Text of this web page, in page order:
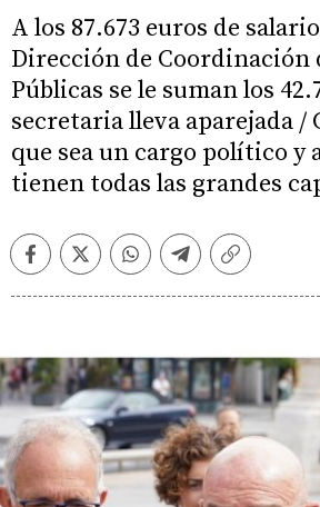
A los 87.673 euros de
Dirección de Coordinación
Públicas se le suman los
secretaria lleva aparejada /
que sea un cargo político y
tienen todas las grandes
FacebookTwitterWhatsappTelegramCopiar